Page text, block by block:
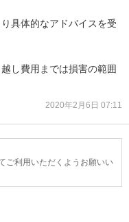
具体的なアドバイスを受
し費用までは損害の範囲
2020年2月6日 07:11
ご利用いただくようお願いい